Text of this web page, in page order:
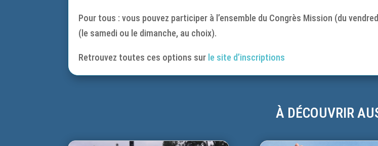
Pour tous : vous pouvez participer à l’ensemble du Congrès Mission (du
(le samedi ou le dimanche, au choix).
Retrouvez toutes ces options sur le site d’inscriptions
À DÉCOUVRIR